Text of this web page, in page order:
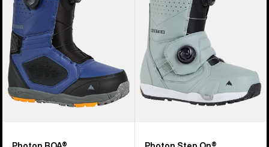
Herren
Snowboardboots
Herren